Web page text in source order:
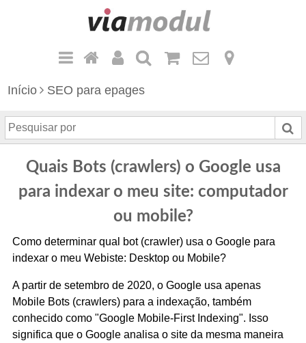
Início SEO para epages
P
e
Quais Bots (crawlers) o Google usa
para indexar o meu site: computador
ou mobile?
Como determinar qual bot (crawler) usa o Google para
indexar o meu Webiste: Desktop ou Mobile?
A partir de setembro de 2020, o Google usa apenas
Mobile Bots (crawlers) para a indexação, também
conhecido como "Google Mobile-First Indexing". Isso
significa que o Google analisa o site da mesma maneira